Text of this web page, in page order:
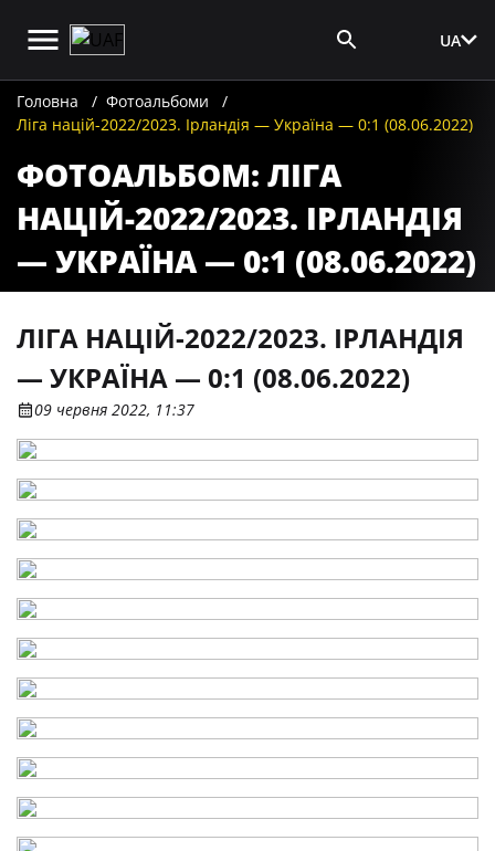
UA
Головна
Фотоальбоми
Ліга націй-2022/2023. Ірландія — Україна — 0:1 (08.06.2022)
ФОТОАЛЬБОМ: ЛІГА
НАЦІЙ-2022/2023. ІРЛАНДІЯ
— УКРАЇНА — 0:1 (08.06.2022)
ЛІГА НАЦІЙ-2022/2023. ІРЛАНДІЯ
— УКРАЇНА — 0:1 (08.06.2022)
09 червня 2022, 11:37